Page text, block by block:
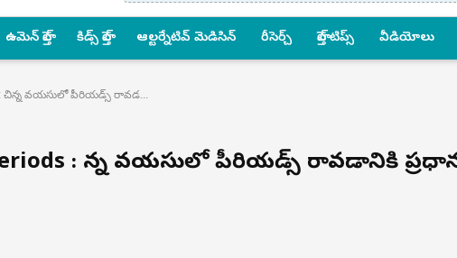
ఉమెన్ హెల్త్ కిడ్స్ హెల్త్ ఆల్టర్నేటివ్ మెడిసిన్ రీసెర్చ్ హెల్త్‌ టిప్స్‌ వీడియోలు
: చిన్న వయసులో పీరియడ్స్ రావడ...
: చిన్న వయసులో పీరియడ్స్ రావడానికి